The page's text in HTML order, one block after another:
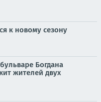
к новому сезону
Богдана
жителей двух